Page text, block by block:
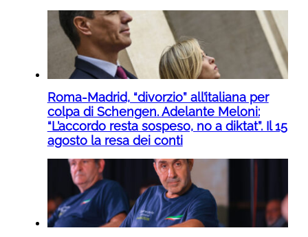
Roma-Madrid, “divorzio” all’italiana per
colpa di Schengen. Adelante Meloni:
“L’accordo resta sospeso, no a diktat”. Il 15
agosto la resa dei conti